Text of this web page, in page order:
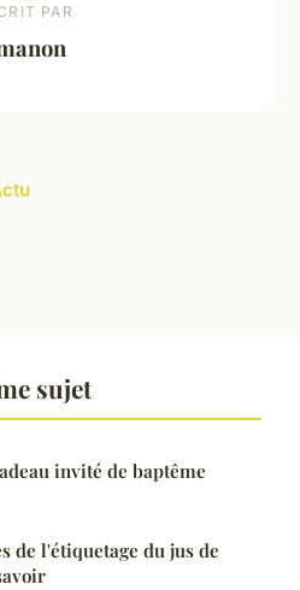
PAR
sujet
invité de baptême
de l'étiquetage du jus de